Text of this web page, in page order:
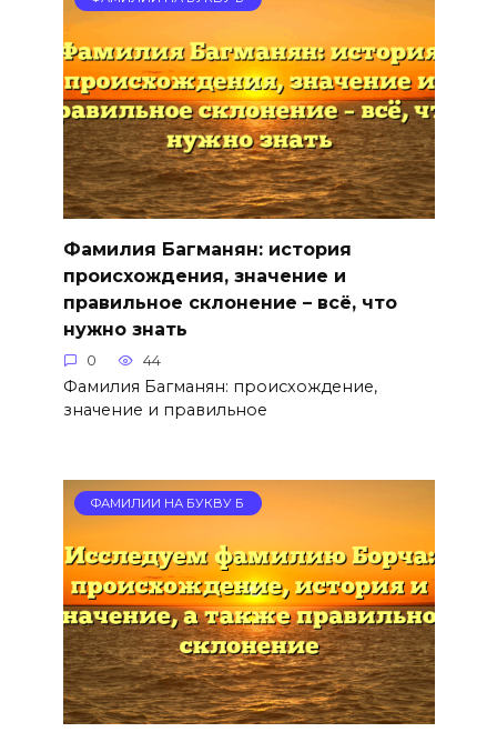
Фамилия Багманян: история
происхождения, значение и
правильное склонение – всё, что
нужно знать
0 44
Фамилия Багманян: происхождение,
значение и правильное
ФАМИЛИИ НА БУКВУ Б